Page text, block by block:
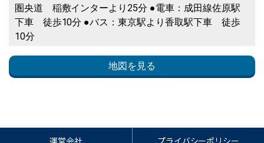
圏央道 稲敷インターより25分 ●電車：成田線佐原駅
下車 徒歩10分 ●バス：東京駅より香取駅下車 徒歩
10分
地図を見る
運営会社 プライバシーポリシー